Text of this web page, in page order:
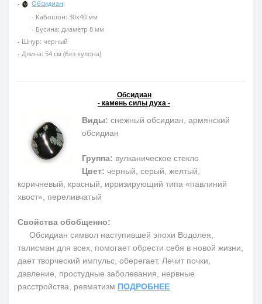
- Обсидиан:
- Кабошон: 30х40 мм
- Бусина: диаметр 8 мм
- Шнур: черный
- Длина: 54 см (без кулона)
Обсидиан
- камень силы духа -
Виды: снежный обсидиан, армянский
обсидиан
Группа: вулканическое стекло
Цвет: черный, серый, желтый,
коричневый, красный, ирризирующий типа «павлиний
хвост», переливчатый
Свойства обобщенно:
Обсидиан символ наступившей эпохи Водолея,
талисман для всех, помогает обрести себя в новой жизни,
дает творческий импульс, оберегает. Лечит почки,
давление, простудные заболевания, нервные
расстройства, ревматизм ПОДРОБНЕЕ